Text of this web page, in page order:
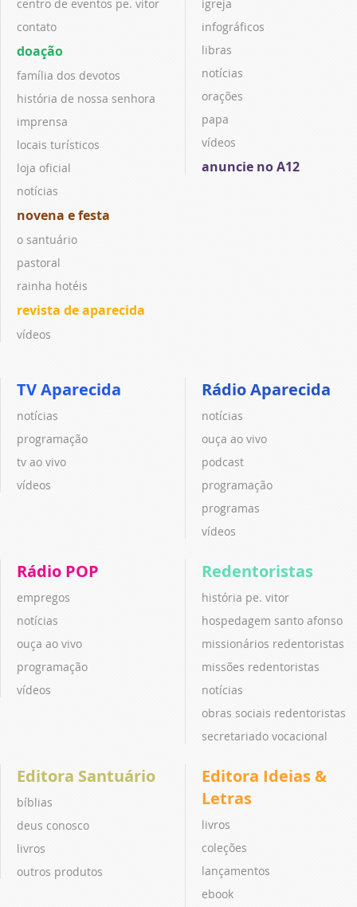
centro de eventos pe. vitor
contato
doação
família dos devotos
história de nossa senhora
imprensa
locais turísticos
loja oficial
notícias
novena e festa
o santuário
pastoral
rainha hotéis
revista de aparecida
vídeos
igreja
infográficos
libras
notícias
orações
papa
vídeos
anuncie no A12
TV Aparecida
notícias
programação
tv ao vivo
vídeos
Rádio Aparecida
notícias
ouça ao vivo
podcast
programação
programas
vídeos
Rádio POP
empregos
notícias
ouça ao vivo
programação
vídeos
Redentoristas
história pe. vitor
hospedagem santo afonso
missionários redentoristas
missões redentoristas
notícias
obras sociais redentoristas
secretariado vocacional
Editora Santuário
bíblias
deus conosco
livros
outros produtos
Editora Ideias &
Letras
livros
coleções
lançamentos
ebook